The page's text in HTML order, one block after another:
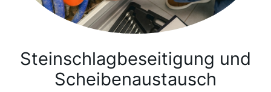
Steinschlagbeseitigung und
Scheibenaustausch